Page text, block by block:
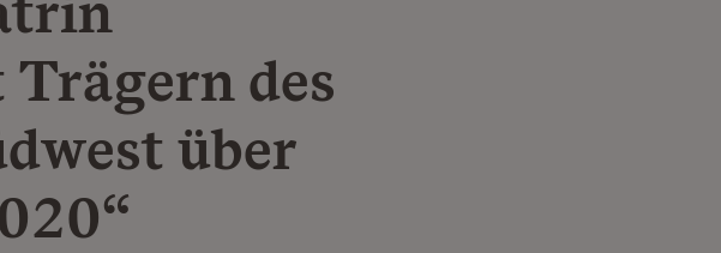
des
über